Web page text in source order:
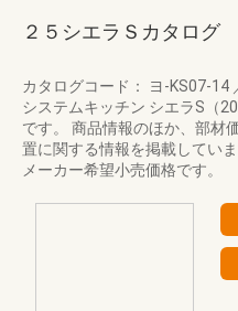
２５シエラＳカタログ
カタログコード： ヨ-KS07-14
システムキッチン シエラS（
です。 商品情報のほか、部材
置に関する情報を掲載してい
メーカー希望小売価格です。